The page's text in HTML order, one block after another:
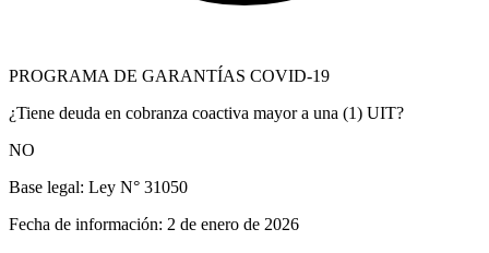
PROGRAMA DE GARANTÍAS COVID-19
¿Tiene deuda en cobranza coactiva mayor a una (1) UIT?
NO
Base legal: Ley N° 31050
Fecha de información: 2 de enero de 2026